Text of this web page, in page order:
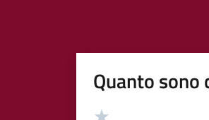
Quanto sono
Valutazione